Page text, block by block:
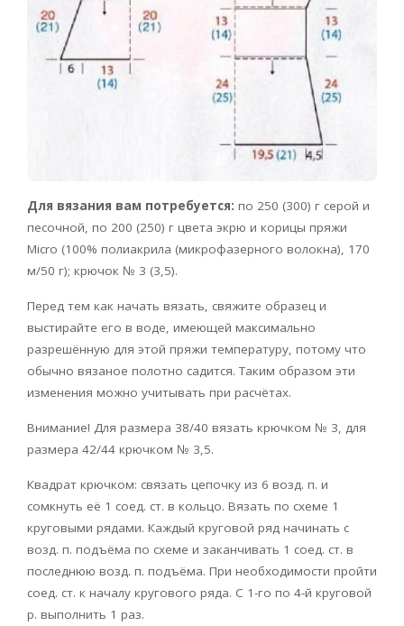
Для вязания вам потребуется: по 250 (300) г серой и
песочной, по 200 (250) г цвета экрю и корицы пряжи
Micro (100% полиакрила (микрофазерного волокна), 170
м/50 г); крючок № 3 (3,5).
Перед тем как начать вязать, свяжите образец и
выстирайте его в воде, имеющей максимально
разрешённую для этой пряжи температуру, потому что
обычно вязаное полотно садится. Таким образом эти
изменения можно учитывать при расчётах.
Внимание! Для размера 38/40 вязать крючком № 3, для
размера 42/44 крючком № 3,5.
Квадрат крючком: связать цепочку из 6 возд. п. и
сомкнуть её 1 соед. ст. в кольцо. Вязать по схеме 1
круговыми рядами. Каждый круговой ряд начинать с
возд. п. подъёма по схеме и заканчивать 1 соед. ст. в
последнюю возд. п. подъёма. При необходимости пройти
соед. ст. к началу кругового ряда. С 1-го по 4-й круговой
р. выполнить 1 раз.